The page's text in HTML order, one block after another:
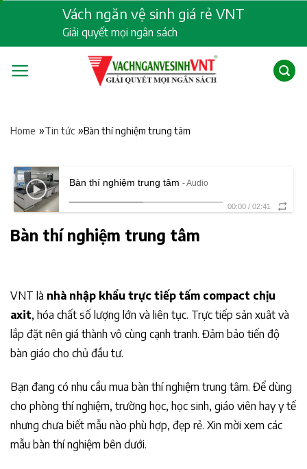
content
Vách ngăn vệ sinh giá rẻ VNT
Giải quyết mọi ngân sách
Home »Tin tức »Bàn thí nghiệm trung tâm
Bàn thí nghiệm trung tâm - Audio
00:00 / 02:41
Bàn thí nghiệm trung tâm
VNT là nhà nhập khẩu trực tiếp tấm compact chịu
axit, hóa chất số lượng lớn và liên tục. Trực tiếp sản xuât và
lắp đặt nên giá thành vô cùng cạnh tranh. Đảm bảo tiến độ
bàn giáo cho chủ đầu tư.
Bạn đang có nhu cầu mua bàn thí nghiệm trung tâm. Để dùng
cho phòng thí nghiệm, trường học, học sinh, giáo viên hay y tế
nhưng chưa biết mẫu nào phù hợp, đẹp rẻ. Xin mời xem các
mẫu bàn thí nghiệm bên dưới.